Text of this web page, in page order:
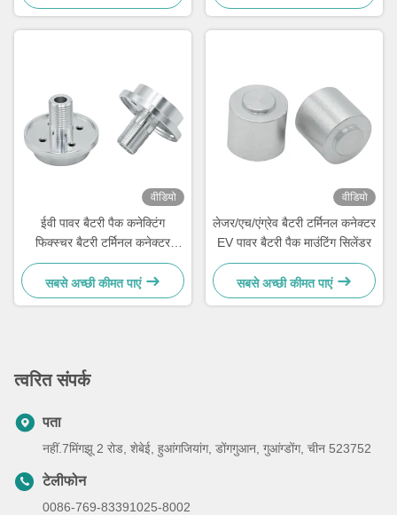
वीडियो
ईवी पावर बैटरी पैक कनेक्टिंग
फिक्स्चर बैटरी टर्मिनल कनेक्टर
सीएनसी टर्निंग / मिलिंग के साथ
सबसे अच्छी कीमत पाएं
वीडियो
लेजर/एच/एंग्रेव बैटरी टर्मिनल कनेक्टर
EV पावर बैटरी पैक माउंटिंग सिलेंडर
सबसे अच्छी कीमत पाएं
त्वरित संपर्क
पता
नहीं.7मिंगझू 2 रोड, शेबेई, हुआंगजियांग, डोंगगुआन, गुआंग्डोंग, चीन 523752
टेलीफोन
0086-769-83391025-8002